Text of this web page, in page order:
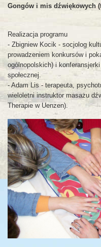
Gongów i mis dźwiękowych
Realizacja programu
- Zbigniew Kocik - socjolog
prowadzeniem konkursów i
ogólnopolskich) i
społecznej.
- Adam Lis - terapeuta,
wieloletni instruktor masażu
Therapie w Uenzen).